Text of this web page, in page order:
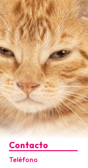
Contacto
Teléfono